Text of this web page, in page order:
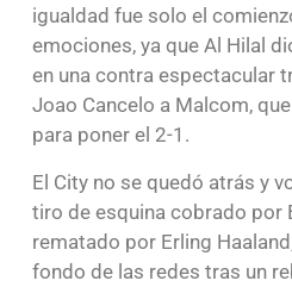
igualdad fue solo el
emociones, ya que Al Hilal
en una contra espectacular
Joao Cancelo a Malcom,
para poner el 2-1.
El City no se quedó atrás y
tiro de esquina cobrado por
rematado por Erling
fondo de las redes tras un